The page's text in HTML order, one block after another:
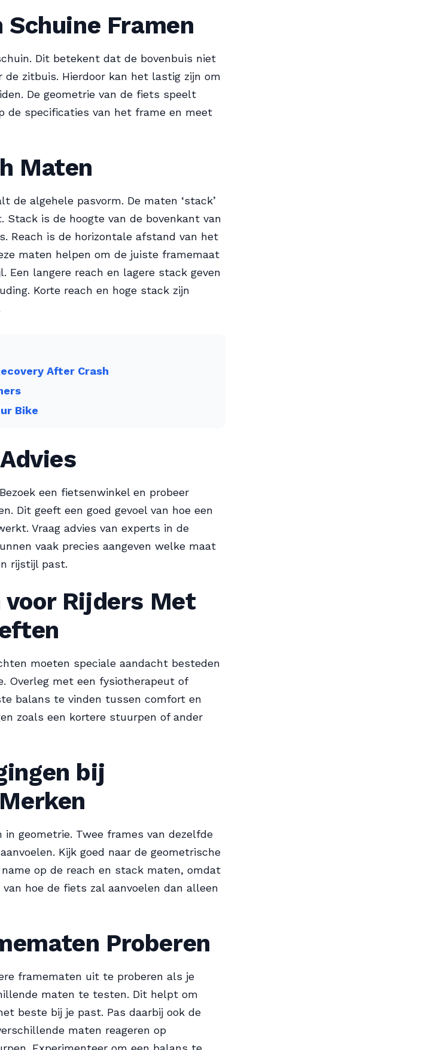
Framen
Dit betekent dat de bovenbuis niet
zitbuis. Hierdoor kan het lastig zijn om
De geometrie van de fiets speelt
de specificaties van het frame en meet
Maten
de algehele pasvorm. De maten ‘stack’
Stack is de hoogte van de bovenkant van
Reach is de horizontale afstand van het
maten helpen om de juiste framemaat
Een langere reach en lagere stack geven
Korte reach en hoge stack zijn
After Crash
Bike
een fietsenwinkel en probeer
Dit geeft een goed gevoel van hoe een
Vraag advies van experts in de
vaak precies aangeven welke maat
rijstijl past.
voor Rijders Met
moeten speciale aandacht besteden
Overleg met een fysiotherapeut of
balans te vinden tussen comfort en
zoals een kortere stuurpen of ander
bij
geometrie. Twee frames van dezelfde
Kijk goed naar de geometrische
op de reach en stack maten, omdat
hoe de fiets zal aanvoelen dan alleen
Proberen
framematen uit te proberen als je
maten te testen. Dit helpt om
beste bij je past. Pas daarbij ook de
maten reageren op